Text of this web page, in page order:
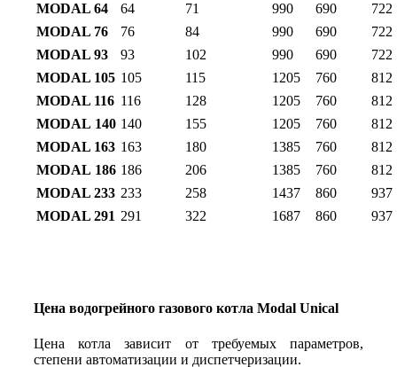
MODAL 64 64 71 990 690
722
MODAL 76
76 84 990 690
722
MODAL 93
93 102 990 690
722
MODAL 105 105 115 1205 760
812
MODAL 116 116 128 1205 760
812
MODAL 140 140 155 1205 760
812
MODAL 163 163 180 1385 760
812
MODAL 186 186 206 1385 760
812
MODAL 233 233 258 1437 860
937
MODAL 291 291 322 1687 860 937
Цена водогрейного газового котла Modal Unical
Цена котла зависит от требуемых параметров,
степени автоматизации и диспетчеризации.